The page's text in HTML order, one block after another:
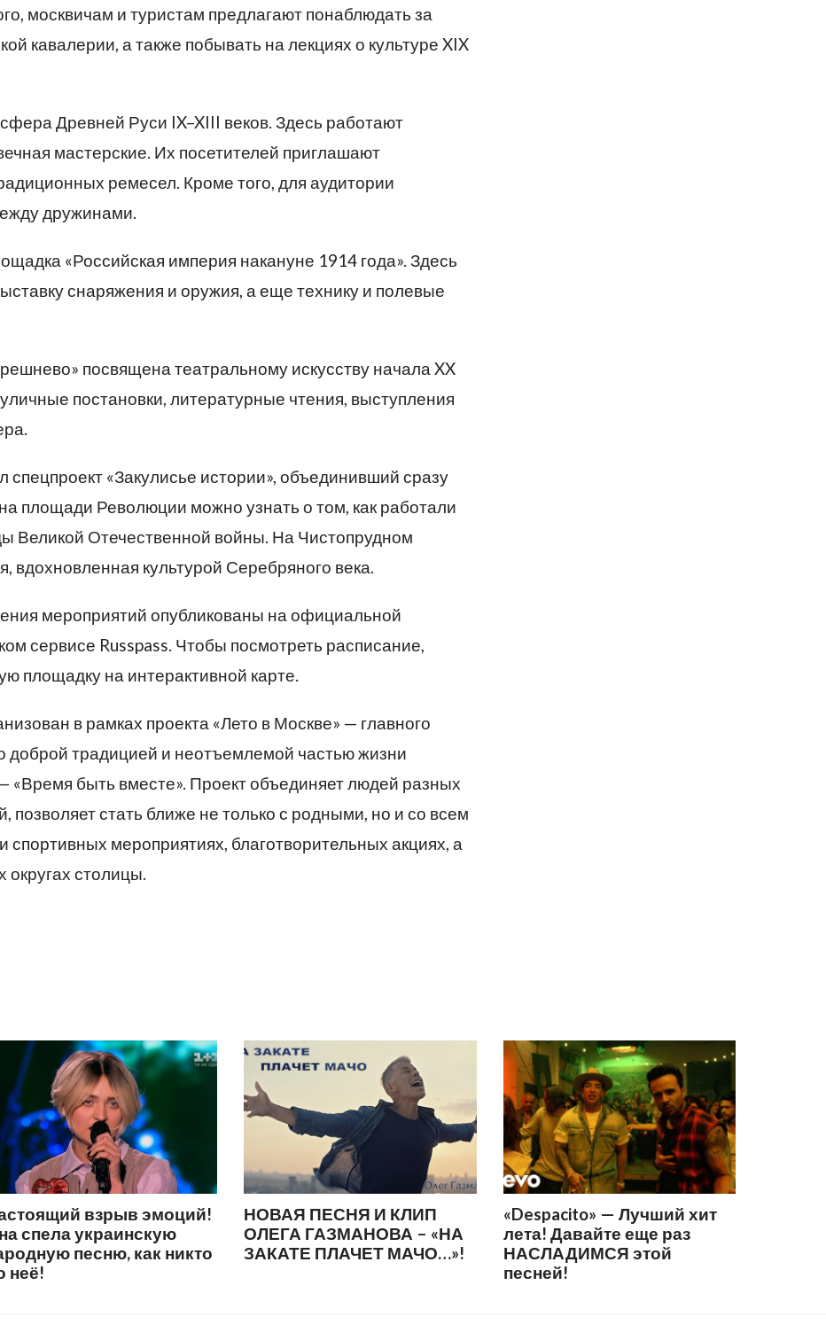
москвичам и туристам предлагают понаблюдать за
кавалерии, а также побывать на лекциях о культуре XIX
Древней Руси IX–XIII веков. Здесь работают
мастерские. Их посетителей приглашают
ремесел. Кроме того, для аудитории
дружинами.
«Российская империя накануне 1914 года». Здесь
снаряжения и оружия, а еще технику и полевые
посвящена театральному искусству начала XX
постановки, литературные чтения, выступления
«Закулисье истории», объединивший сразу
площади Революции можно узнать о том, как работали
Великой Отечественной войны. На Чистопрудном
вдохновленная культурой Серебряного века.
мероприятий опубликованы на официальной
сервисе Russpass. Чтобы посмотреть расписание,
площадку на интерактивной карте.
в рамках проекта «Лето в Москве» — главного
доброй традицией и неотъемлемой частью жизни
«Время быть вместе». Проект объединяет людей разных
позволяет стать ближе не только с родными, но и со всем
спортивных мероприятиях, благотворительных акциях, а
округах столицы.
взрыв эмоций!
спела украинскую
песню, как никто
неё!
НОВАЯ ПЕСНЯ И КЛИП
ОЛЕГА ГАЗМАНОВА – «НА
ЗАКАТЕ ПЛАЧЕТ МАЧО…»!
«Despacito» — Лучший хит
лета! Давайте еще раз
НАСЛАДИМСЯ этой
песней!